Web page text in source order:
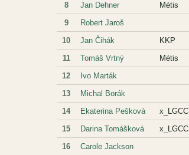
8 Jan Dehner Métis
9 Robert Jaroš
10 Jan Čihák KKP
11 Tomáš Vrtný Métis
12 Ivo Marták
13 Michal Borák
14 Ekaterina Pešková x_LGCC
15 Darina Tomášková x_LGCC
16 Carole Jackson